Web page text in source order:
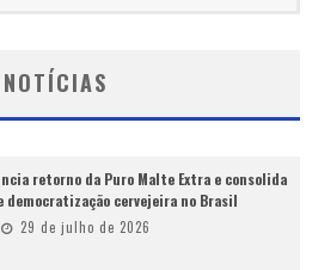
retorno da Puro Malte Extra e consolida
cervejeira no Brasil
29 de julho de 2026